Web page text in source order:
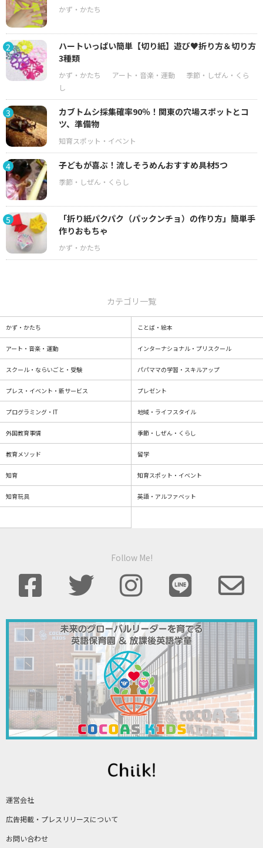
2
ハートいっぱい簡単【切り紙】遊び♥折り方＆切り方
3種類
3
カブトムシ採集確率90％！関東の穴場スポットとコ
ツ、準備物
4 子どもが喜ぶ！流しそうめんおすすめ具材5つ
5
「折り紙パクパク（パックンチョ）の作り方」簡単手
作りおもちゃ
運営会社
広告掲載・プレスリリースについて
お問い合わせ
カテゴリ一覧
かず・かたち ことば・絵本
アート・音楽・運動 インターナショナル・プリスクール
スクール・ならいごと・受験 パパママの学習・スキルアップ
プレス・イベント・新サービス プレゼント
プログラミング・IT 地域・ライフスタイル
外国教育事情 季節・しぜん・くらし
教育メソッド 留学
知育 知育スポット・イベント
知育玩具 英語・アルファベット
Follow Me!